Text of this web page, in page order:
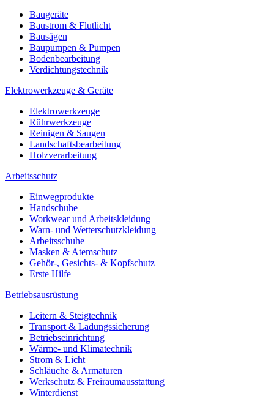
Baugeräte
Baustrom & Flutlicht
Bausägen
Baupumpen & Pumpen
Bodenbearbeitung
Verdichtungstechnik
Elektrowerkzeuge & Geräte
Elektrowerkzeuge
Rührwerkzeuge
Reinigen & Saugen
Landschaftsbearbeitung
Holzverarbeitung
Arbeitsschutz
Einwegprodukte
Handschuhe
Workwear und Arbeitskleidung
Warn- und Wetterschutzkleidung
Arbeitsschuhe
Masken & Atemschutz
Gehör-, Gesichts- & Kopfschutz
Erste Hilfe
Betriebsausrüstung
Leitern & Steigtechnik
Transport & Ladungssicherung
Betriebseinrichtung
Wärme- und Klimatechnik
Strom & Licht
Schläuche & Armaturen
Werkschutz & Freiraumausstattung
Winterdienst